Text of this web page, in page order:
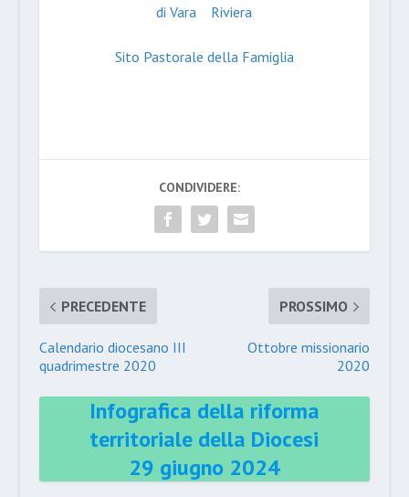
di Vara
Riviera
Sito Pastorale della Famiglia
CONDIVIDERE:
PRECEDENTE
Calendario diocesano III
quadrimestre 2020
PROSSIMO
Ottobre missionario
2020
Infografica della riforma
territoriale della Diocesi
29 giugno 2024